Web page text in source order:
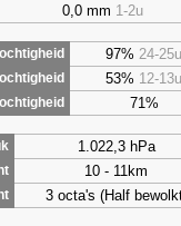
0,0 mm 1-2u
97% 24-25u
53% 12-13u
71%
1.022,3 hPa
10 - 11km
3 octa's (Half